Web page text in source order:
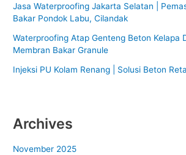
Jasa Waterproofing Jakarta Selatan |
Bakar Pondok Labu, Cilandak
Waterproofing Atap Genteng Beton Kelapa
Membran Bakar Granule
Injeksi PU Kolam Renang | Solusi Beton
Archives
November 2025